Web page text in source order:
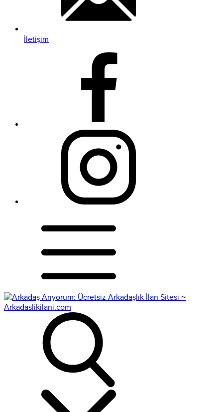
İletişim